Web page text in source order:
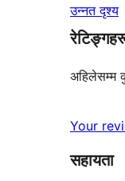
उन्नत दृश्य
अहिलेसम्म
Your
सहायता